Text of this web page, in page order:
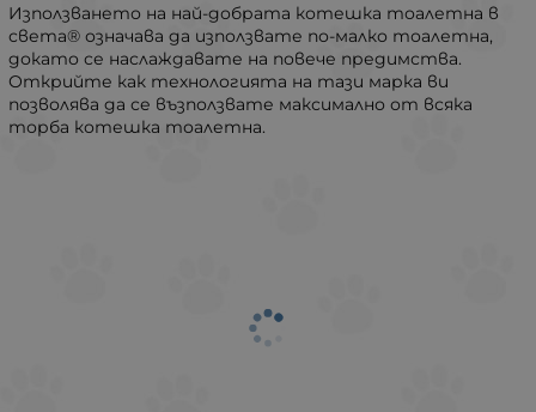
Използването на най-добрата котешка тоалетна в
света® означава да използвате по-малко тоалетна,
докато се наслаждавате на повече предимства.
Открийте как технологията на тази марка ви
позволява да се възползвате максимално от всяка
торба котешка тоалетна.